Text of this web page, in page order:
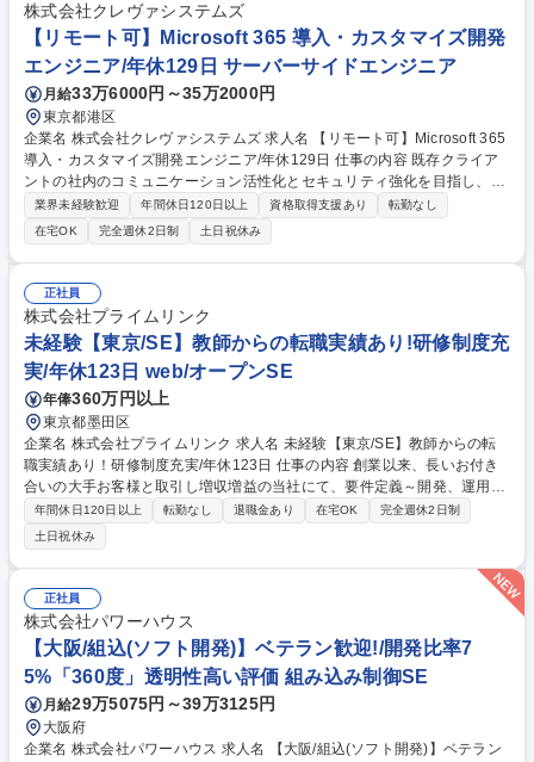
手企業との直接取引を可能としています。 ◎直接取引ができる強みを活か
して、早い段階から、大規模案件の最上流 工程や最先端技術に触れる事
で、技術者として成長できる環境です。 ※職種経験者（半年以上）給与優
遇あり※ 募集職種 【東京】開発SE/未経験・第二新卒歓迎◎/在宅勤務可
能/利益を社員に還元
株式会社クレヴァシステムズ
【リモート可】Microsoft 365 導入・カスタマイズ開発
エンジニア/年休129日 サーバーサイドエンジニア
月給33万6000円～35万2000円
東京都港区
企業名 株式会社クレヴァシステムズ 求人名 【リモート可】Microsoft 365
導入・カスタマイズ開発エンジニア/年休129日 仕事の内容 既存クライア
ントの社内のコミュニケーション活性化とセキュリティ強化を目指し、Mi
crosoft 365を中心としたインフラ構築・移行、およびセキュリティ製品の
導入をご担当いただきます。 【業務内容詳細】■MS365各種機能の設計・
構築・カスタマイズ（レガシーシステム（Notes等）から、Microsoft 36
5・Power Platformへの移行・再構築） ■コミュニケーション基盤の構築
（メール、社内掲示板、ポータルサイト等のMicrosoft 365への移行・導
入） ■セキュリティSaaSの導入（クラウド型Webフィルタリングシステ
ムや、メールセキュリティ製品［ウイルス・スパム対策］の選定・設計・
初期設定・運用） 募集職種 【リモート可】Microsoft 365 導入・カスタマ
イズ開発エンジニア/年休129日
業界未経験歓迎 年間休日120日以上 資格取得支援あり
転勤なし
在宅OK
完全週休2日制 土日祝休み
正社員
株式会社プライムリンク
未経験【東京/SE】教師からの転職実績あり!研修制度充
実/年休123日 web/オープンSE
年俸360万円以上
東京都墨田区
企業名 株式会社プライムリンク 求人名 未経験【東京/SE】教師からの転
職実績あり！研修制度充実/年休123日 仕事の内容 創業以来、長いお付き
合いの大手お客様と取引し増収増益の当社にて、要件定義～開発、運用保
守まで、ご経験に応じた案件をお任せ致します。 （約3か月OJT研修～簡
単なプログラム開発からスタート～客先同行へ） ★未経験から5年後のリ
ーダーとなるエンジニアを募集します★ ■創業者であり現社長の考えのも
と「真に顧客のためになる」「社員がやりがいをもって成長できる」とい
う価値観を軸に創業。上流案件/自社内開発/明確な人事制度などの環境整
備にこだわっています。 ■自社内開発なので、経営層/上司/先輩や仲間
と、上流から一貫して携われる環境です。 募集職種 未経験【東京/SE】教
師からの転職実績あり！研修制度充実/年休123日
年間休日120日以上 転勤なし 退職金あり 在宅OK
完全週休2日制
土日祝休み
正社員
株式会社パワーハウス
【大阪/組込(ソフト開発)】ベテラン歓迎!/開発比率7
5%「360度」透明性高い評価 組み込み制御SE
月給29万5075円～39万3125円
大阪府
企業名 株式会社パワーハウス 求人名 【大阪/組込(ソフト開発)】ベテラン